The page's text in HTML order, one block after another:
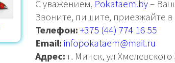
С уважением, Pokataem.by–
Звоните, пишите, приезжайте в
Телефон: +375 (44) 774 16 55
Email: infopokataem@mail.ru
Адрес: г. Минск, ул Хмелевского